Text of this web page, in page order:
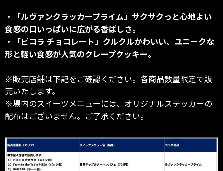
・「ルヴァンクラッカープライム」サクサクっと心地よい
食感の口いっぱいに広がる香ばしさ。
・「ピコラ チョコレート」クルクルかわいい、ユニークな
形と軽い食感が人気のクレープクッキー。
※販売店舗は下記をご確認ください。各商品数量限定で販
売いたします。
※場内のスイーツメニューには、オリジナルステッカーの
配布はございません。ご了承ください。